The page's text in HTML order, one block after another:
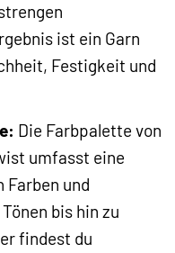
ist ein Garn
Festigkeit und
Die Farbpalette von
umfasst eine
Farben und
bis hin zu
findest du